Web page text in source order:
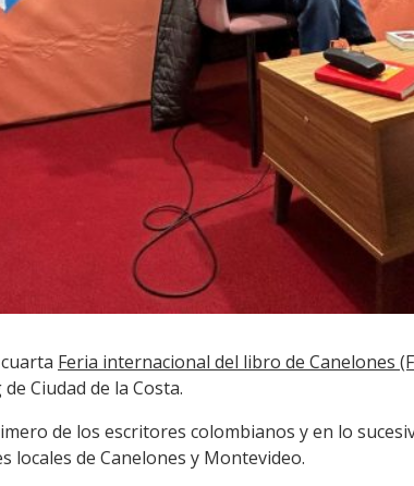
Feria internacional del libro de Canelones
Ciudad de la Costa.
de los escritores colombianos y en lo
de Canelones y Montevideo.